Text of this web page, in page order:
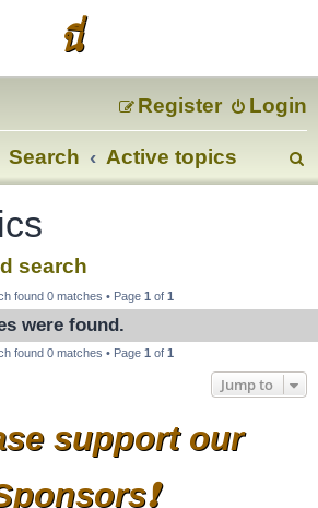
นี่
Login
Register
Search Active topics
h
search
found 0 matches • Page 1 of 1
were found.
found 0 matches • Page 1 of 1
Jump to
support our